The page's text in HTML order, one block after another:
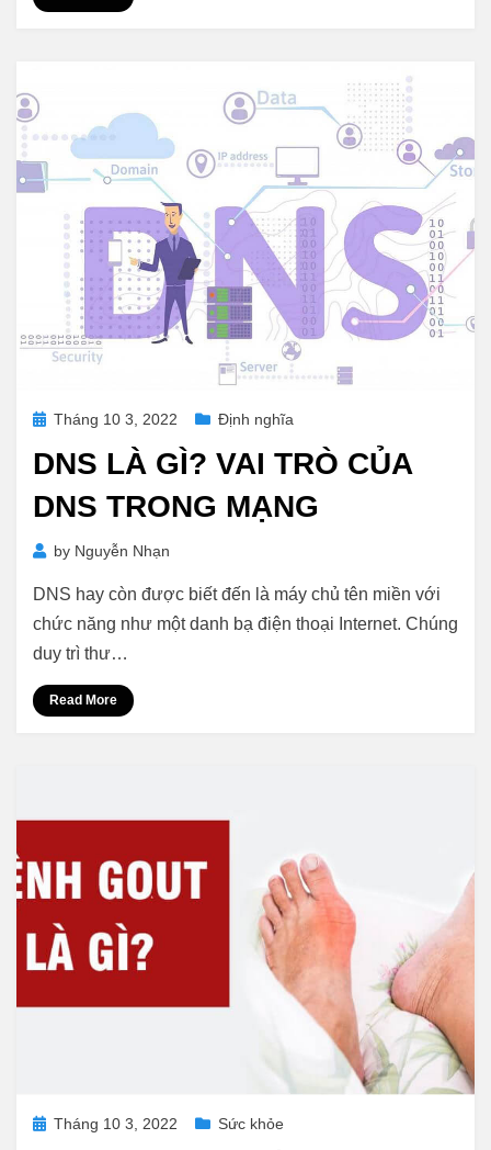
Posted
Tháng 10 3, 2022 Định nghĩa
DNS LÀ GÌ? VAI TRÒ CỦA
DNS TRONG MẠNG
by Nguyễn Nhạn
DNS hay còn được biết đến là máy chủ tên miền với
chức năng như một danh bạ điện thoại Internet. Chúng
duy trì thư…
Read More
Posted
Tháng 10 3, 2022 Sức khỏe